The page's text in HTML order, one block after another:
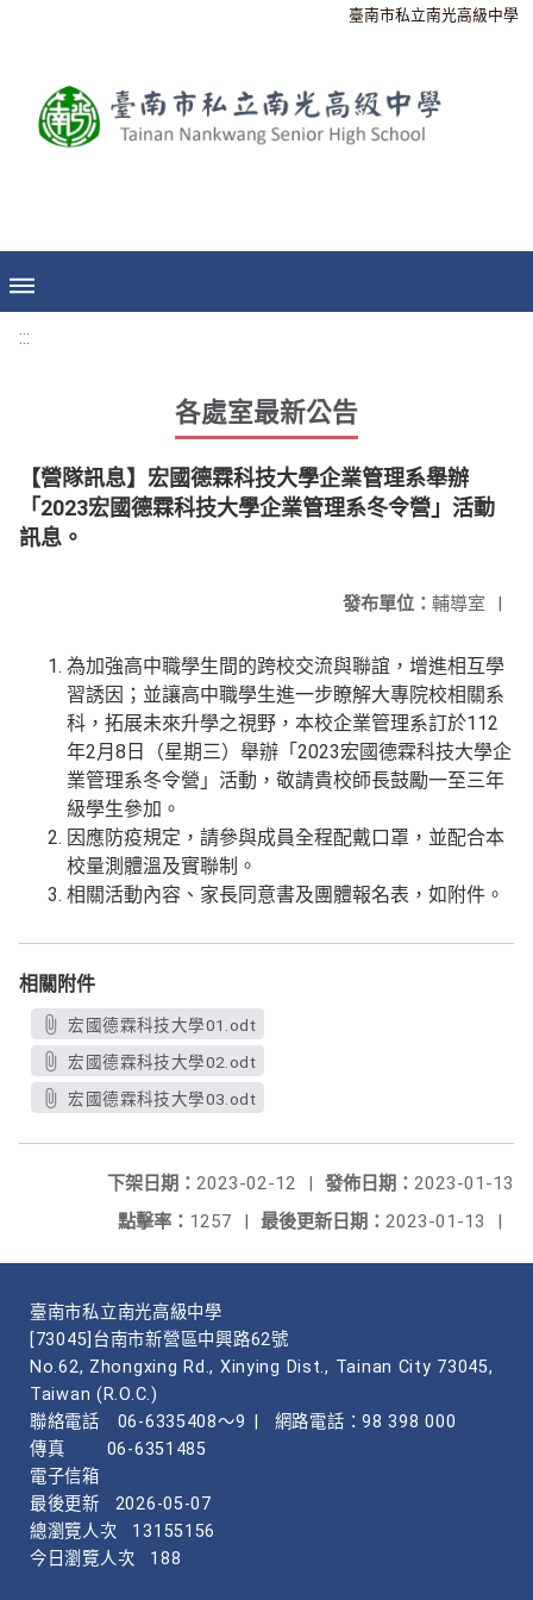
臺南市私立南光高級中學
:::
各處室最新公告
【營隊訊息】宏國德霖科技大學企業管理系舉辦
「2023宏國德霖科技大學企業管理系冬令營」活動
訊息。
發布單位： 輔導室 |
為加強高中職學生間的跨校交流與聯誼，增進相互學
習誘因；並讓高中職學生進一步瞭解大專院校相關系
科，拓展未來升學之視野，本校企業管理系訂於112
年2月8日（星期三）舉辦「2023宏國德霖科技大學企
業管理系冬令營」活動，敬請貴校師長鼓勵一至三年
級學生參加。
因應防疫規定，請參與成員全程配戴口罩，並配合本
校量測體溫及實聯制。
相關活動內容、家長同意書及團體報名表，如附件。
相關附件
宏國德霖科技大學01.odt
宏國德霖科技大學02.odt
宏國德霖科技大學03.odt
發佈日期： 2023-01-13
下架日期： 2023-02-12
|
最後更新日期： 2023-01-13 |
點擊率： 1257 |
臺南市私立南光高級中學
[73045]台南市新營區中興路62號
No.62, Zhongxing Rd., Xinying Dist., Tainan City 73045,
Taiwan (R.O.C.)
聯絡電話
06-6335408～9
網路電話：98 398 000
傳真
06-6351485
電子信箱
最後更新
2026-05-07
總瀏覽人次
13155156
今日瀏覽人次
188